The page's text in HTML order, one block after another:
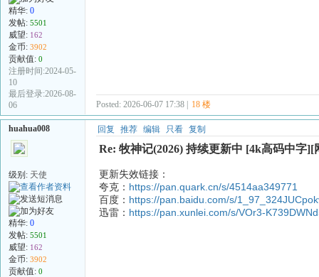
精华: 0
发帖: 5501
威望: 162
金币: 3902
贡献值: 0
注册时间:2024-05-
10
最后登录:2026-08-
06
Posted: 2026-06-07 17:38 | 18 楼
huahua008
级别: 天使
精华: 0
发帖: 5501
威望: 162
金币: 3902
贡献值: 0
回复 推荐 编辑 只看 复制
Re: 牧神记(2026) 持续更新中 [4k高码中字][
更新失效链接：
夸克： https://pan.quark.cn/s/4514aa349771
百度： https://pan.baidu.com/s/
迅雷： https://pan.xunlei.com/s/VOr3-